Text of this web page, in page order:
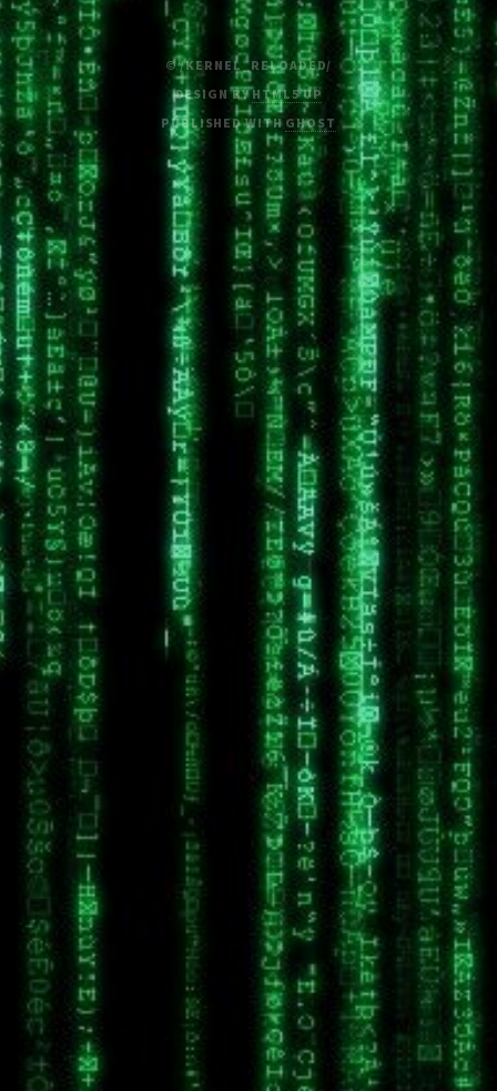
© /KERNEL_RELOADED/
DESIGN BYHTML5 UP
PUBLISHED WITH GHOST